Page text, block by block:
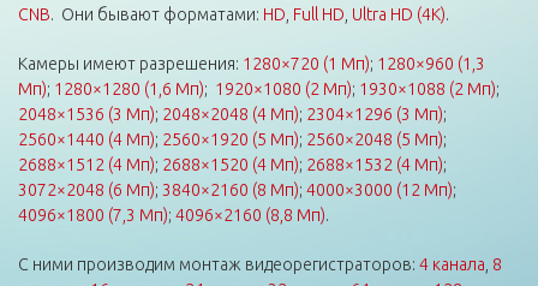
CNB. Они бывают форматами: HD Full HD Ultra HD (4K).
Камеры имеют разрешения: 1280×720 (1 Мп); 1280×960 (1,3
Мп); 1280×1280 (1,6 Мп); 1920×1080 (2 Мп); 1930×1088 (2 Мп);
2048×1536 (3 Мп); 2048×2048 (4 Мп); 2304×1296 (3 Мп);
2560×1440 (4 Мп); 2560×1920 (5 Мп); 2560×2048 (5 Мп);
2688×1512 (4 Мп); 2688×1520 (4 Мп); 2688×1532 (4 Мп);
3072×2048 (6 Мп); 3840×2160 (8 Мп); 4000×3000 (12 Мп);
4096×1800 (7,3 Мп); 4096×2160 (8,8 Мп).
С ними производим монтаж видеорегистраторов: 4 канала 8